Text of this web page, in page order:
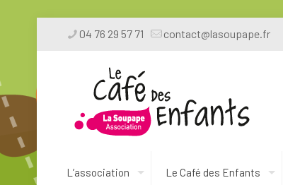
04 76 29 57 71 contact@lasoupape.fr
L’association Le Café des Enfants